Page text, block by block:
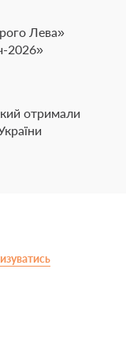
Лева»
2026»
отримали